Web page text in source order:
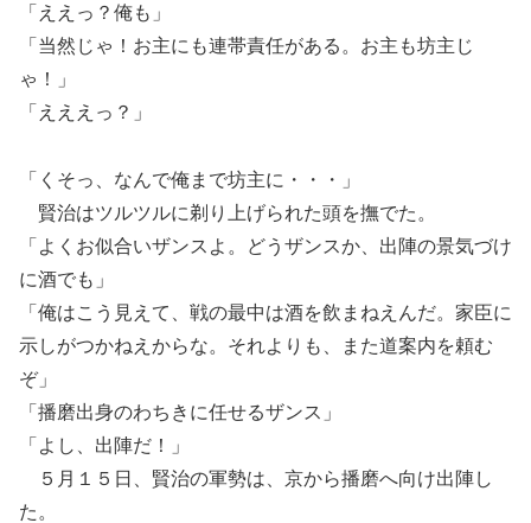
「ええっ？俺も」
「当然じゃ！お主にも連帯責任がある。お主も坊主じ
ゃ！」
「えええっ？」
「くそっ、なんで俺まで坊主に・・・」
賢治はツルツルに剃り上げられた頭を撫でた。
「よくお似合いザンスよ。どうザンスか、出陣の景気づけ
に酒でも」
「俺はこう見えて、戦の最中は酒を飲まねえんだ。家臣に
示しがつかねえからな。それよりも、また道案内を頼む
ぞ」
「播磨出身のわちきに任せるザンス」
「よし、出陣だ！」
５月１５日、賢治の軍勢は、京から播磨へ向け出陣し
た。